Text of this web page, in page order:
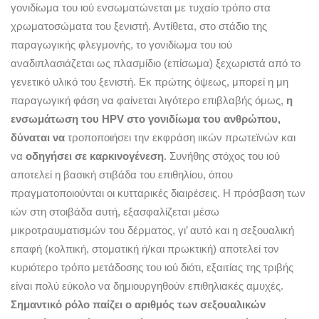
γονιδίωμα του ιού ενσωματώνεται με τυχαίο τρόπο στα
χρωματοσώματα του ξενιστή. Αντίθετα, στο στάδιο της
παραγωγικής φλεγμονής, το γονιδίωμα του ιού
αναδιπλασιάζεται ως πλασμίδιο (επίσωμα) ξεχωριστά από το
γενετικό υλικό του ξενιστή. Εκ πρώτης όψεως, μπορεί η μη
παραγωγική φάση να φαίνεται λιγότερο επιβλαβής όμως, η
ενσωμάτωση του HPV στο γονιδίωμα του ανθρώπου,
δύναται να τροποποιήσει την εκφράση ιικών πρωτεϊνών και
να οδηγήσει σε καρκινογένεση. Συνήθης στόχος του ιού
αποτελεί η βασική στιβάδα του επιθηλίου, όπου
πραγματοποιούνται οι κυτταρικές διαιρέσεις. Η πρόσβαση των
ιών στη στοιβάδα αυτή, εξασφαλίζεται μέσω
μικροτραυματισμών του δέρματος, γι’ αυτό και η σεξουαλική
επαφή (κολπική, στοματική ή/και πρωκτική) αποτελεί τον
κυριότερο τρόπο μετάδοσης του ιού διότι, εξαιτίας της τριβής
είναι πολύ εύκολο να δημιουργηθούν επιθηλιακές αμυχές.
Σημαντικό ρόλο παίζει ο αριθμός των σεξουαλικών